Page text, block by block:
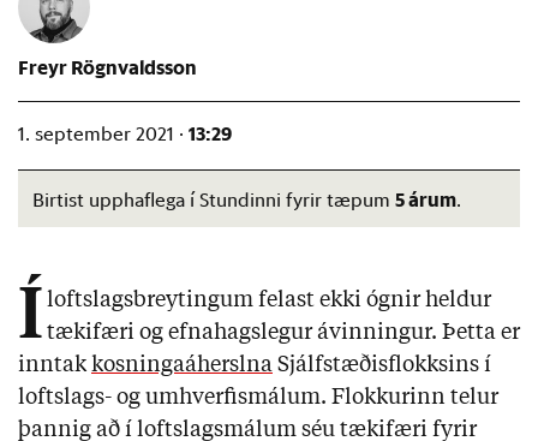
Freyr Rögnvaldsson
1. september 2021 · 13:29
Birtist upphaflega í Stundinni fyrir tæpum 5 árum.
Í loftslagsbreytingum felast ekki ógnir heldur
tækifæri og efnahagslegur ávinningur. Þetta er
inntak kosningaáherslna Sjálfstæðisflokksins í
loftslags- og umhverfismálum. Flokkurinn telur
þannig að í loftslagsmálum séu tækifæri fyrir